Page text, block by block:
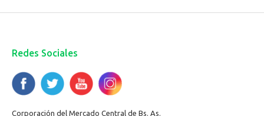
Redes Sociales
Corporación del Mercado Central de Bs. As.